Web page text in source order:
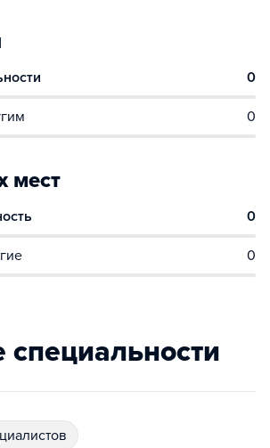
0
0
мест
0
0